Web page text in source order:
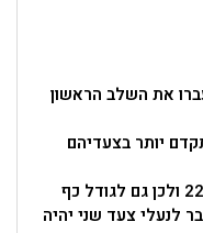
את השלב הראשון
יותר בצעדיהם
לרוב נעלי צעד ראשון יסתימו במידה 22 ולכן גם לגודל כף
לנעלי צעד שני יהיה